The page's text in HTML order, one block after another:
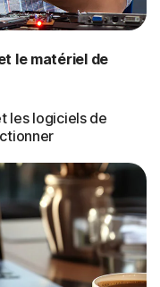
le matériel de
les logiciels de